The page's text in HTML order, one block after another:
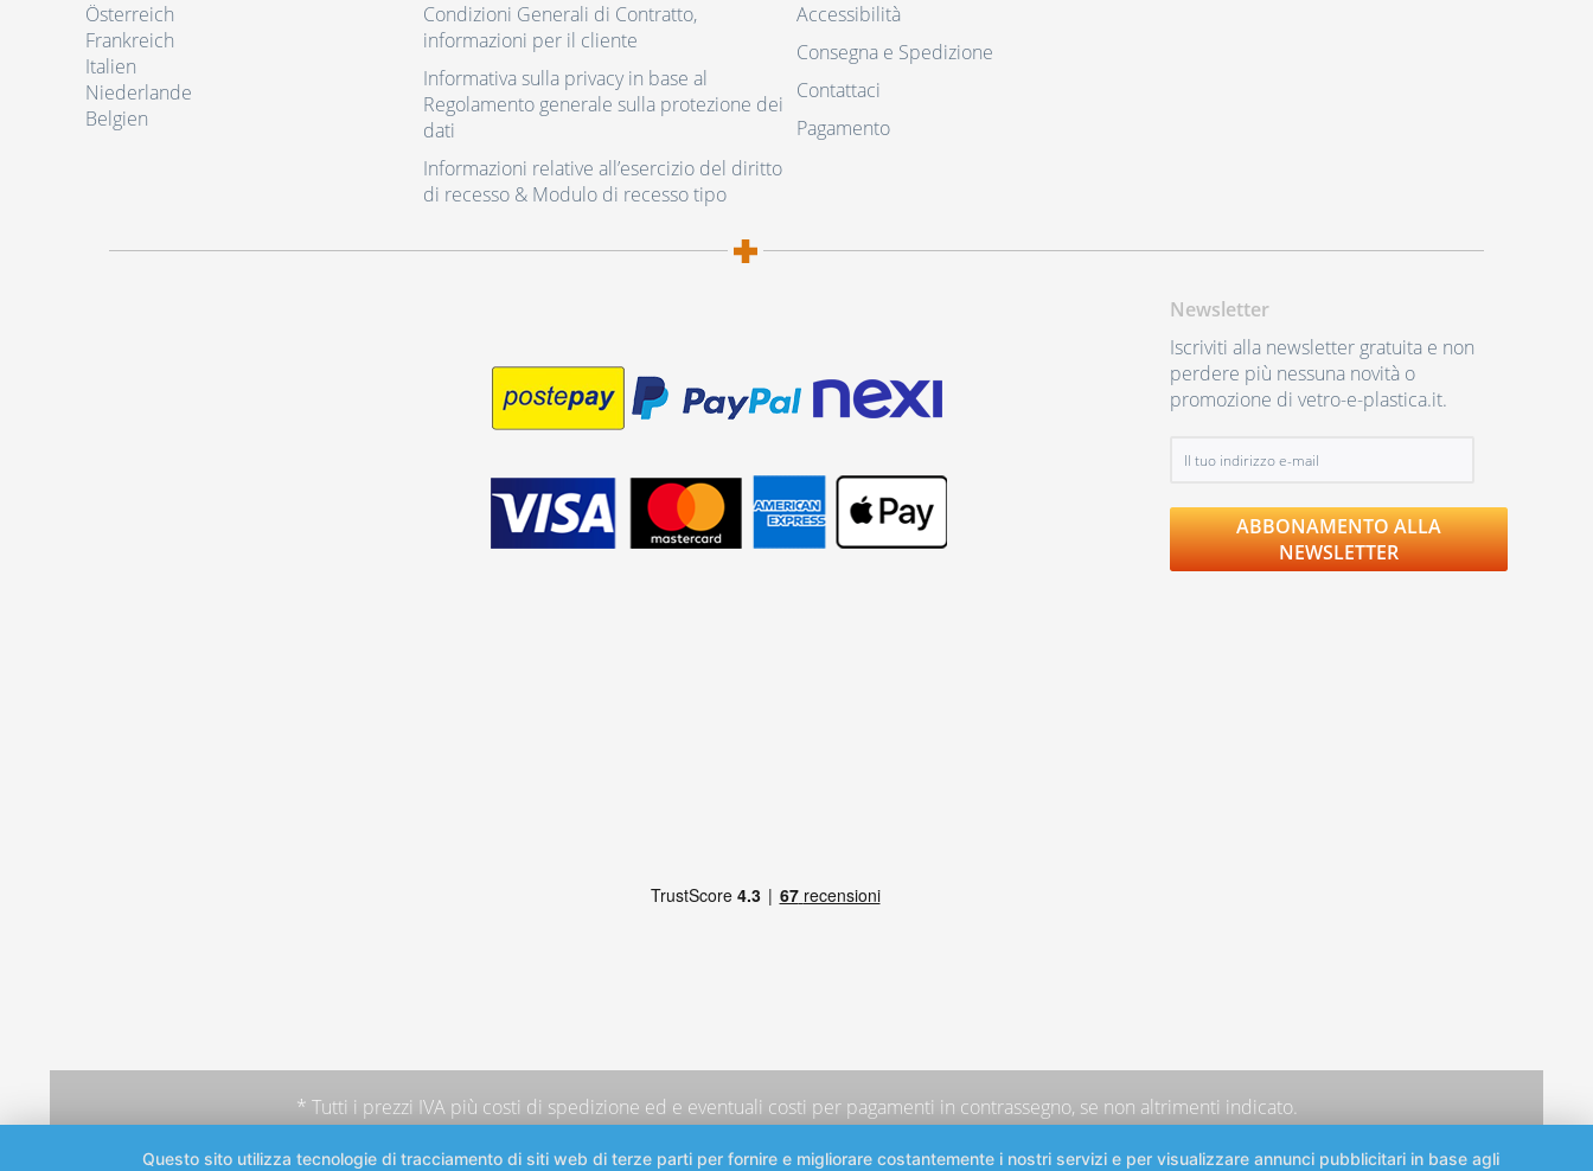
Österreich
Frankreich
Italien
Niederlande
Belgien
Condizioni Generali di Contratto,
informazioni per il cliente
Informativa sulla privacy in base al
Regolamento generale sulla protezione dei
dati
Informazioni relative all’esercizio del diritto
di recesso & Modulo di recesso tipo
Accessibilità
Consegna e Spedizione
Contattaci
Pagamento
Newsletter
Iscriviti alla newsletter gratuita e non
perdere più nessuna novità o
promozione di vetro-e-plastica.it.
ABBONAMENTO ALLA
NEWSLETTER
* Tutti i prezzi IVA più costi di spedizione ed e eventuali costi per pagamenti in contrassegno, se non altrimenti indicato.
Questo sito utilizza tecnologie di tracciamento di siti web di terze parti per fornire e migliorare costantemente i nostri servizi e per visualizzare annunci pubblicitari in base agli